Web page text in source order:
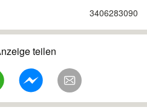
3406283090
teilen